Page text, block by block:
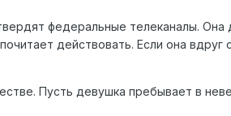
федеральные телеканалы.
действовать. Если она вдруг
Пусть девушка пребывает в